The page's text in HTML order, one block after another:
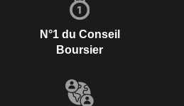
N°1 du Conseil
Boursier